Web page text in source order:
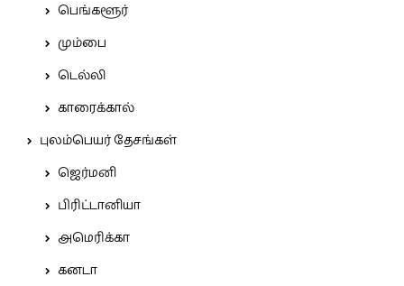
பெங்களூர்
மும்பை
டெல்லி
காரைக்கால்
புலம்பெயர் தேசங்கள்
ஜெர்மனி
பிரிட்டானியா
அமெரிக்கா
கனடா